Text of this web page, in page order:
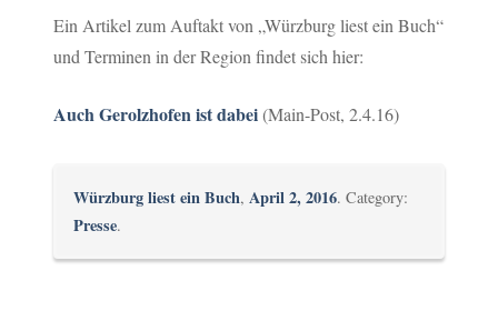
Ein Artikel zum Auftakt von „Würzburg liest ein Buch“
und Terminen in der Region findet sich hier:
Auch Gerolzhofen ist dabei(Main-Post, 2.4.16)
Würzburg liest ein Buch, April 2, 2016. Category:
Presse.